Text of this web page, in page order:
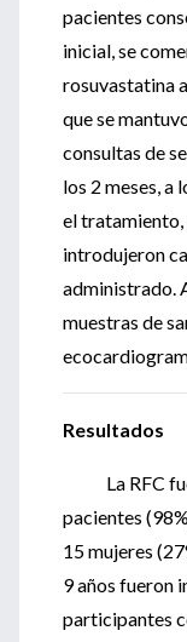
pacientes
inicial, se
rosuvastatina
que se
consultas de
los 2 meses, a
el tratamiento,
introdujeron
administrado.
muestras de
Resultados
La RFC fue
pacientes
15 mujeres
9 años fueron
participantes